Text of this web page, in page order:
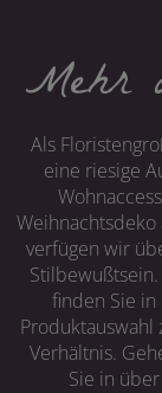
Mehr
Als
eine riesige
verfügen wir
finden Sie
Produktauswahl
Verhältnis.
Sie in